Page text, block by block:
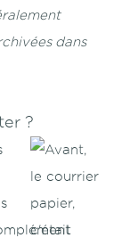
dans
?